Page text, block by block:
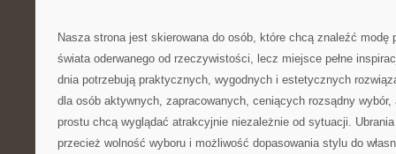
Nasza strona jest skierowana do osób, które chcą znaleźć modę
świata oderwanego od rzeczywistości, lecz miejsce pełne
dnia potrzebują praktycznych, wygodnych i estetycznych
dla osób aktywnych, zapracowanych, ceniących rozsądny
prostu chcą wyglądać atrakcyjnie niezależnie od sytuacji.
przecież wolność wyboru i możliwość dopasowania stylu do